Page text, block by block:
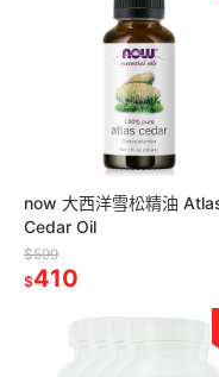
now 大西洋雪松精油
Cedar Oil
$599
$410